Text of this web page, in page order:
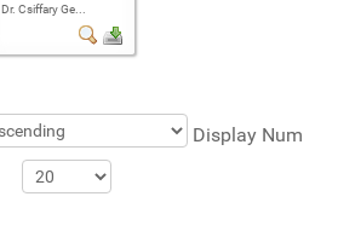
Dr. Csiffary Ge...
Display Num